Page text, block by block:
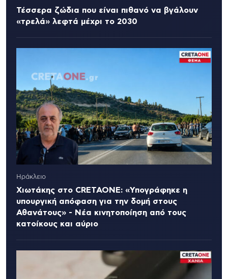
Τέσσερα ζώδια που είναι πιθανό να βγάλουν
«τρελά» λεφτά μέχρι το 2030
Ηράκλειο
Χιωτάκης στο CRETAONE: «Υπογράφηκε η
υπουργική απόφαση για την δομή στους
Αθανάτους» - Νέα κινητοποίηση από τους
κατοίκους και αύριο